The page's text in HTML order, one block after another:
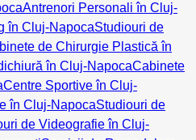
Antrenori Personali în Cluj-
în Cluj-NapocaStudiouri de
de Chirurgie Plastică în
în Cluj-NapocaCabinete
Centre Sportive în Cluj-
în Cluj-NapocaStudiouri de
de Videografie în Cluj-